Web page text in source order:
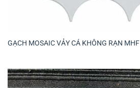
GẠCH MOSAIC VẢY CÁ KHÔNG RẠN MHF